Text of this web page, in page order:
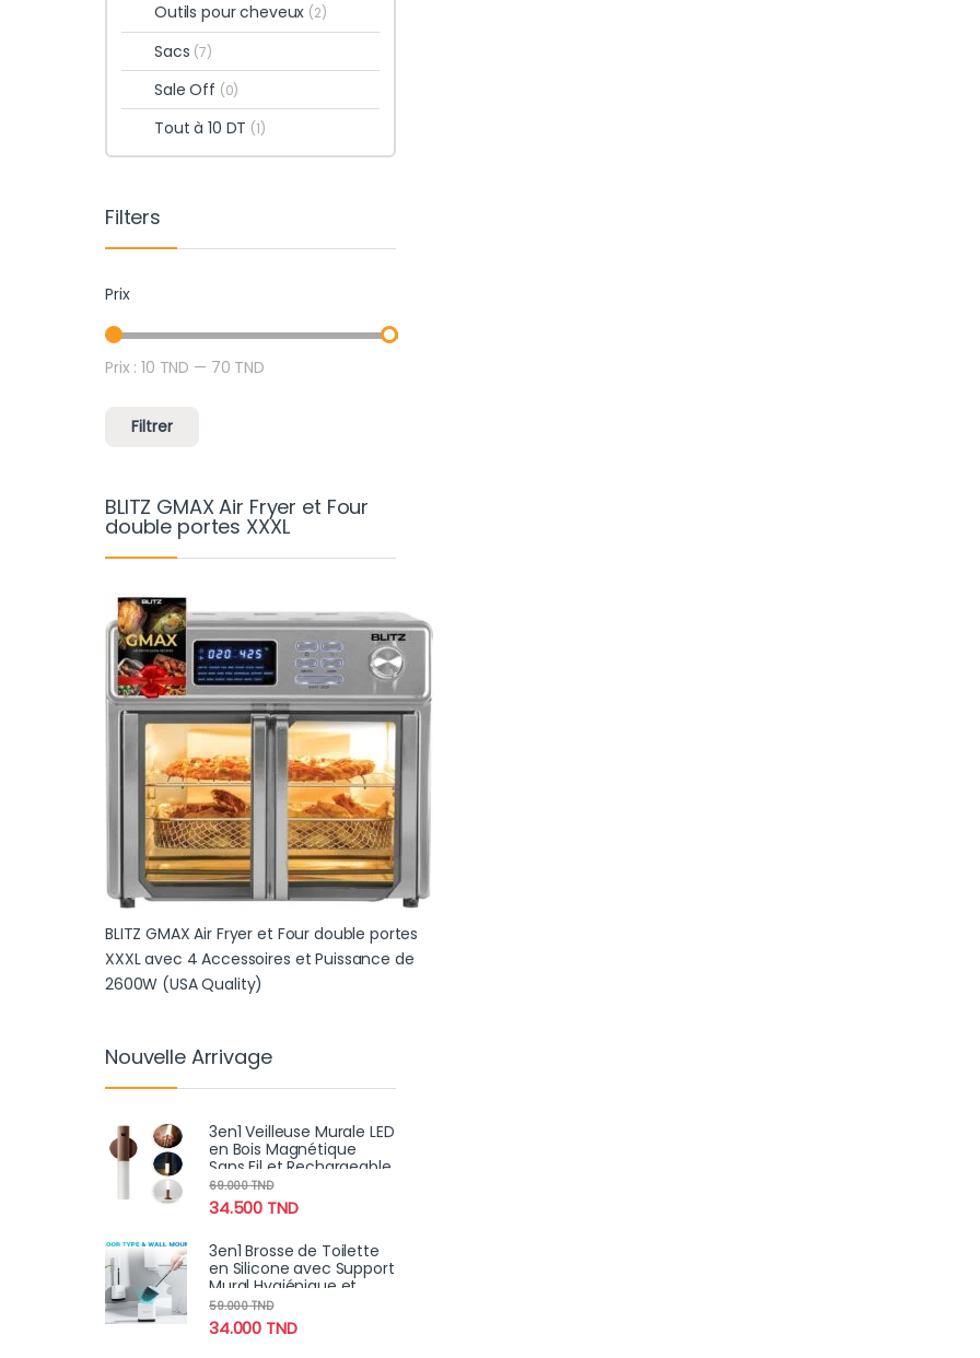
Outils pour cheveux (2)
Sacs (7)
Sale Off (0)
Tout à 10 DT (1)
Filters
Prix
Prix min
Prix max
Filtrer
Prix :10 TND — 70 TND
BLITZ GMAX Air Fryer et Four
double portes XXXL
BLITZ GMAX Air Fryer et Four double portes
XXXL avec 4 Accessoires et Puissance de
2600W (USA Quality)
Nouvelle Arrivage
3en1 Veilleuse Murale LED
en Bois Magnétique
Sans Fil et Rechargeable
avec Détecteur de
Mouvement
34.500 TND
69.000TND
3en1 Brosse de Toilette
en Silicone avec Support
Mural Hygiénique et
Moderne
34.000 TND
59.000TND